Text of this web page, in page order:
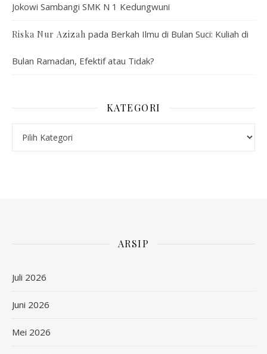
Jokowi Sambangi SMK N 1 Kedungwuni
Riska Nur Azizah pada Berkah Ilmu di Bulan Suci: Kuliah di
Bulan Ramadan, Efektif atau Tidak?
KATEGORI
ARSIP
Juli 2026
Juni 2026
Mei 2026